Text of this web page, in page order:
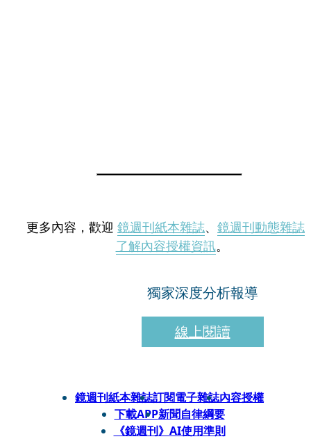
更多內容，歡迎 鏡週刊紙本雜誌、 鏡週刊動態雜誌
了解內容授權資訊。
獨家深度分析報導
線上閱讀
鏡週刊紙本雜誌訂閱電子雜誌內容授權
下載APP新聞自律綱要
《鏡週刊》AI使用準則